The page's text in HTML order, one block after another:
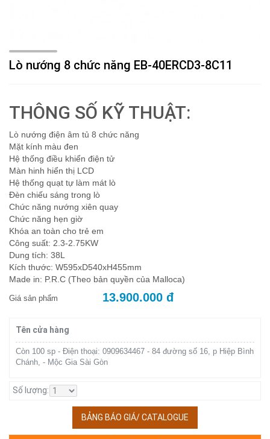
Lò nướng 8 chức năng EB-40ERCD3-8C11
THÔNG SỐ KỸ THUẬT:
Lò nướng điện âm tủ 8 chức năng
Mặt kính màu đen
Hệ thống điều khiển điện tử
Màn hinh hiển thị LCD
Hệ thống quạt tự làm mát lò
Đèn chiếu sáng trong lò
Chức năng nướng xiên quay
Chức năng hẹn giờ
Khóa an toàn cho trẻ em
Công suất: 2.3-2.75KW
Dung tích: 38L
Kích thước: W595xD540xH455mm
Made in: P.R.C (Theo bản quyền của Malloca)
Giá sản phẩm 13.900.000 đ
Tên cửa hàng
Còn 100 sp - Điện thoại: 0909634467 - 84 đường số 16, p Hiệp Bình
Chánh, - Mộc Gia Sài Gòn
Số lượng:
BẢNG BÁO GIÁ/ CATALOGUE